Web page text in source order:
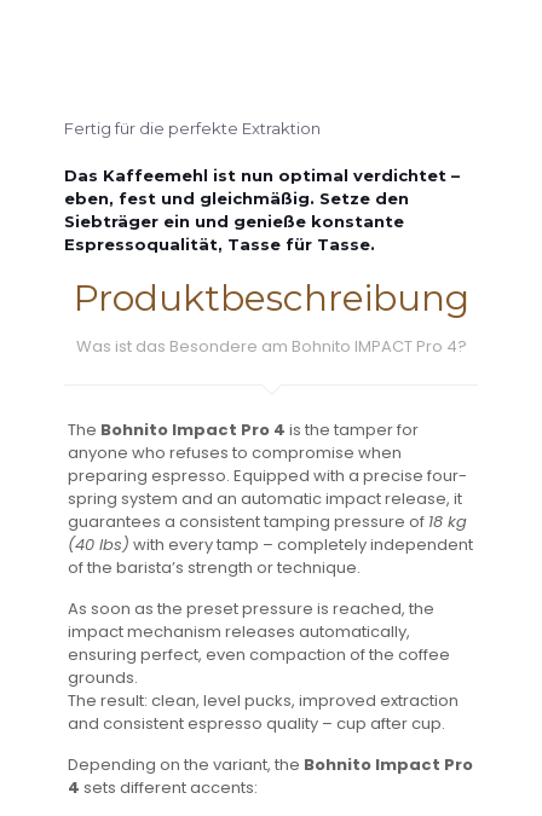
Fertig für die perfekte Extraktion
Das Kaffeemehl ist nun optimal verdichtet –
eben, fest und gleichmäßig. Setze den
Siebträger ein und genieße konstante
Espressoqualität, Tasse für Tasse.
Produktbeschreibung
Was ist das Besondere am Bohnito IMPACT Pro 4?
The Bohnito Impact Pro 4 is the tamper for
anyone who refuses to compromise when
preparing espresso. Equipped with a precise four-
spring system and an automatic impact release, it
guarantees a consistent tamping pressure of 18 kg
(40 lbs) with every tamp – completely independent
of the barista’s strength or technique.
As soon as the preset pressure is reached, the
impact mechanism releases automatically,
ensuring perfect, even compaction of the coffee
grounds.
The result: clean, level pucks, improved extraction
and consistent espresso quality – cup after cup.
Depending on the variant, the Bohnito Impact Pro
4 sets different accents: